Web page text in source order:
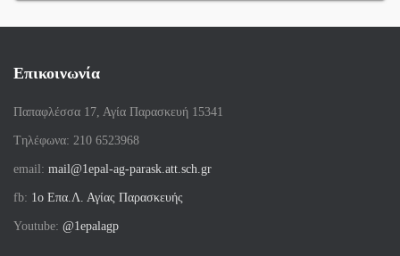
Επικοινωνία
Παπαφλέσσα 17, Αγία Παρασκευή 15341
Tηλέφωνα: 210 6523968
email: mail@1epal-ag-parask.att.sch.gr
fb: 1ο Επα.Λ. Αγίας Παρασκευής
Youtube: @1epalagp